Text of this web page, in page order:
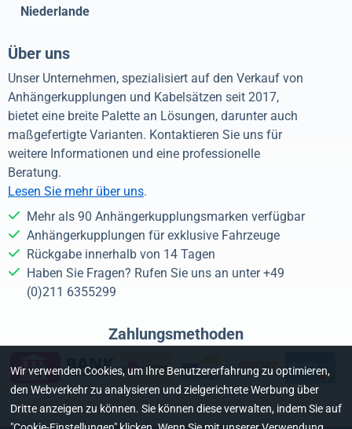
Niederlande
Über uns
Unser Unternehmen, spezialisiert auf den Verkauf von
Anhängerkupplungen und Kabelsätzen seit 2017,
bietet eine breite Palette an Lösungen, darunter auch
maßgefertigte Varianten. Kontaktieren Sie uns für
weitere Informationen und eine professionelle
Beratung.
Lesen Sie mehr über uns.
Mehr als 90 Anhängerkupplungsmarken verfügbar
Anhängerkupplungen für exklusive Fahrzeuge
Rückgabe innerhalb von 14 Tagen
Haben Sie Fragen? Rufen Sie uns an unter +49
(0)211 6355299
Zahlungsmethoden
Wir verwenden Cookies, um Ihre Benutzererfahrung zu optimieren,
den Webverkehr zu analysieren und zielgerichtete Werbung über
Dritte anzeigen zu können. Sie können diese verwalten, indem Sie auf